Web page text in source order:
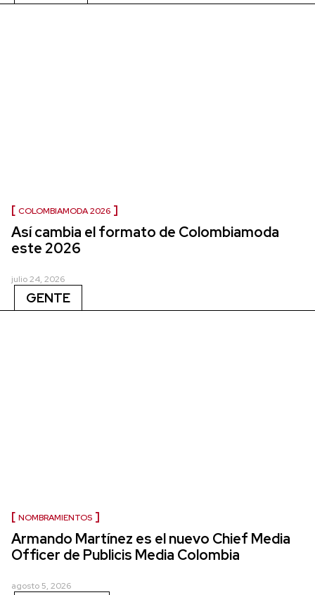
COLOMBIAMODA 2026
Así cambia el formato de Colombiamoda
este 2026
julio 24, 2026
GENTE
NOMBRAMIENTOS
Armando Martínez es el nuevo Chief Media
Officer de Publicis Media Colombia
agosto 5, 2026